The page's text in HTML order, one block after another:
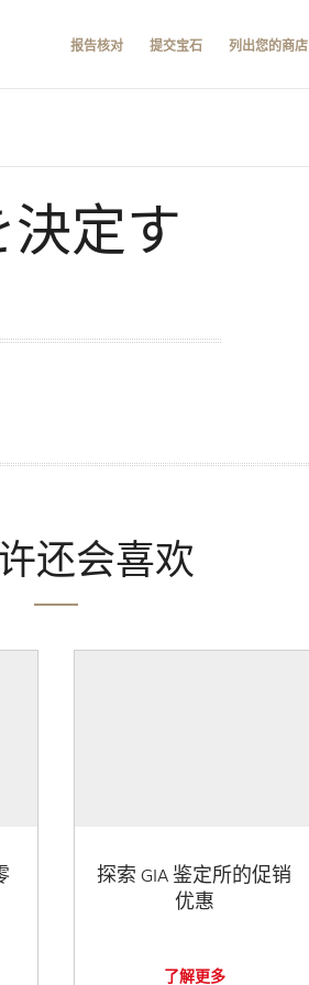
报告核对 提交宝石 列出您的商店
定す
还会喜欢
探索 GIA 鉴定所的促销
优惠
了解更多